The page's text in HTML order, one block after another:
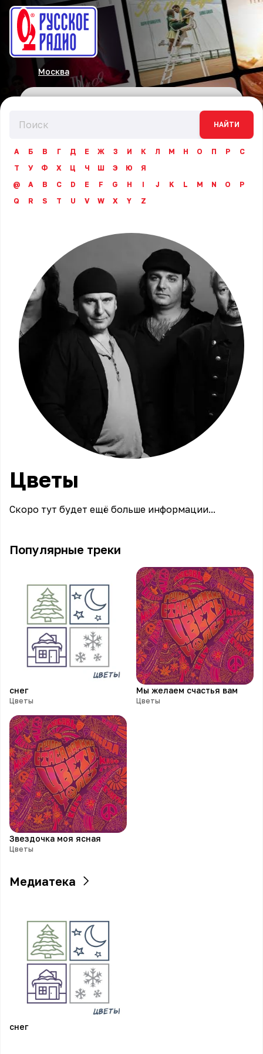
Москва
НАЙТИ
А Б В Г Д Е Ж З И К Л М Н О П Р
С
Т
У Ф Х Ц Ч Ш Э Ю
Я
@
A B C D E F G H I J K L M N O
P
Q
R S T U V W X Y Z
Цветы
Скоро тут будет ещё больше информации...
Популярные треки
снег
Цветы
Мы желаем счастья вам
Цветы
Звездочка моя ясная
Цветы
Медиатека
снег